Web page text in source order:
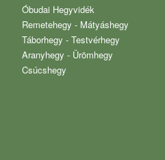
Óbudai Hegyvidék
Remetehegy - Mátyáshegy
Táborhegy - Testvérhegy
Aranyhegy - Ürömhegy
Csúcshegy